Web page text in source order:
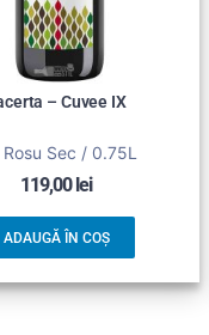
– Cuvee IX
Rosu Sec / 0.75L
119,00lei
ADAUGĂ ÎN COȘ